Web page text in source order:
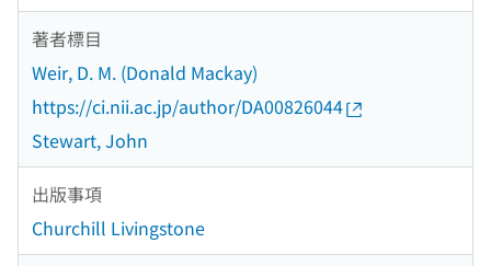
著者標目
Weir, D. M. (Donald Mackay)
https://ci.nii.ac.jp/author/DA00826044
Stewart, John
出版事項
Churchill Livingstone